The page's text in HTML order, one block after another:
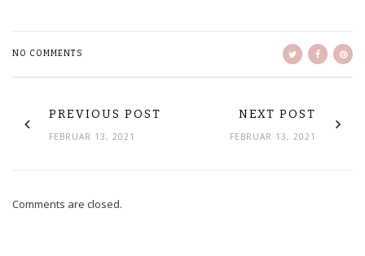
NO COMMENTS
PREVIOUS POST
FEBRUAR 13, 2021
NEXT POST
FEBRUAR 13, 2021
Comments are closed.